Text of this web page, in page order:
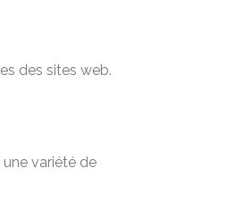
des sites web.
variété de